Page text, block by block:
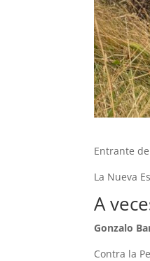
Entrante
La Nueva
A
Gonzalo
Contra la